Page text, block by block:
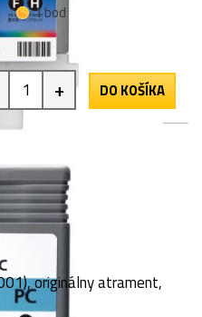
1 bod
+ DO KOŠÍKA
originálny atrament,